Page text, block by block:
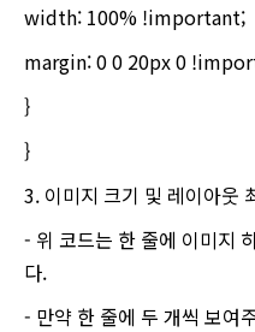
width: 100% !important;
margin: 0 0 20px 0
}
}
3. 이미지 크기 및 레이아웃
- 위 코드는 한 줄에 이미지
다.
- 만약 한 줄에 두 개씩 보